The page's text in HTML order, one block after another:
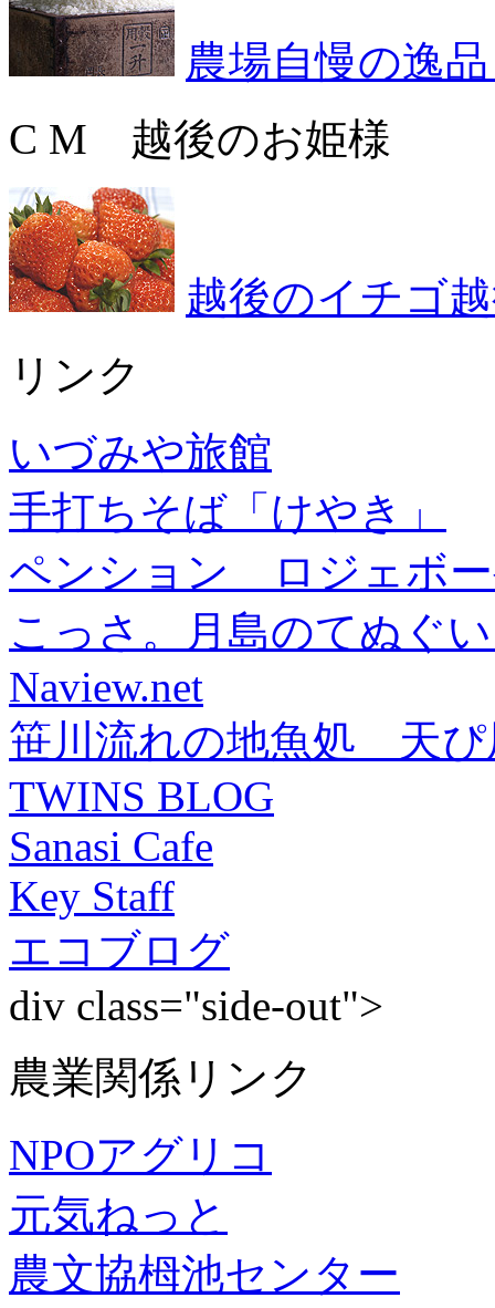
農場自慢の逸
C M 越後のお姫様
越後のイチゴ
リンク
いづみや旅館
手打ちそば「けやき」
ペンション ロジェボ
こっさ。月島のてぬぐ
Naview.net
笹川流れの地魚処 天ぴ
TWINS BLOG
Sanasi Cafe
Key Staff
エコブログ
div class="side-out">
農業関係リンク
NPOアグリコ
元気ねっと
農文協栂池センター